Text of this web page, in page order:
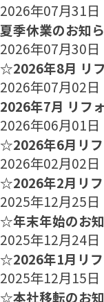
2026年07月31日
夏季休業のお知
2026年07月30日
☆2026年8月 リ
2026年07月02日
2026年7月 リフ
2026年06月01日
☆2026年6月リ
2026年02月02日
☆2026年2月リ
2025年12月25日
☆年末年始のお
2025年12月24日
☆2026年1月リ
2025年12月15日
☆本社移転のお